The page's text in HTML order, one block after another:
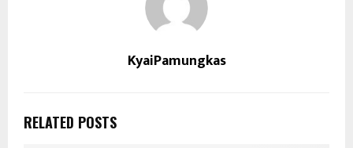
KyaiPamungkas
RELATED POSTS